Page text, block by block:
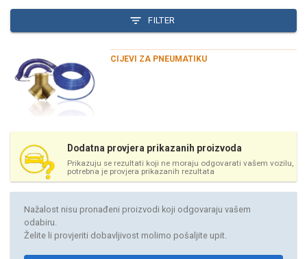
FILTER
CIJEVI ZA PNEUMATIKU
Dodatna provjera prikazanih proizvoda
Prikazuju se rezultati koji ne moraju odgovarati vašem vozilu,
potrebna je provjera prikazanih rezultata
Nažalost nisu pronađeni proizvodi koji odgovaraju vašem
odabiru.
Želite li provjeriti dobavljivost molimo pošaljite upit.